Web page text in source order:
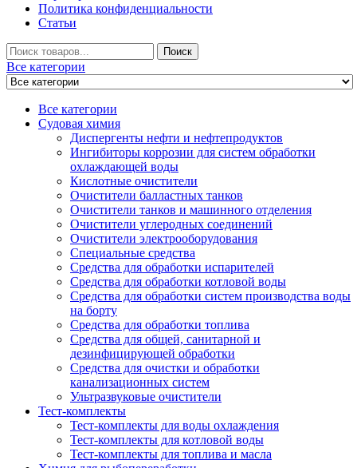
Политика конфиденциальности
Статьи
Искать
Поиск
Все категории
Все категории
Судовая химия
Диспергенты нефти и нефтепродуктов
Ингибиторы коррозии для систем обработки
охлаждающей воды
Кислотные очистители
Очистители балластных танков
Очистители танков и машинного отделения
Очистители углеродных соединений
Очистители электрооборудования
Специальные средства
Средства для обработки испарителей
Средства для обработки котловой воды
Средства для обработки систем производства воды
на борту
Средства для обработки топлива
Средства для общей, санитарной и
дезинфицирующей обработки
Средства для очистки и обработки
канализационных систем
Ультразвуковые очистители
Тест-комплекты
Тест-комплекты для воды охлаждения
Тест-комплекты для котловой воды
Тест-комплекты для топлива и масла